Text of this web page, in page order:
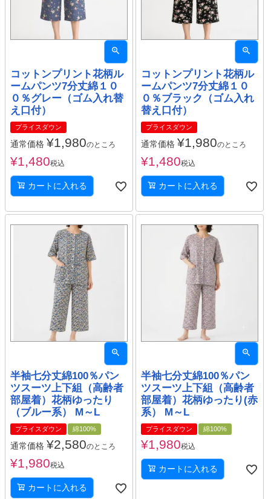
コットンプリント花柄ル
ームパンツ7分丈綿１０
０％グレー（ゴム入れ替
え口付）
プライスダウン
通常価格 ¥1,980のところ
¥1,480税込
カートに入れる
コットンプリント花柄ル
ームパンツ7分丈綿１０
０％ブラック（ゴム入れ
替え口付）
プライスダウン
通常価格 ¥1,980のところ
¥1,480税込
カートに入れる
半袖七分丈綿100％パン
ツスーツ上下組（高齢者
部屋着）花柄ゆったり
（ブルー系） M～L
プライスダウン 綿100%
通常価格 ¥2,580のところ
¥1,980税込
カートに入れる
半袖七分丈綿100％パン
ツスーツ上下組（高齢者
部屋着）花柄ゆったり(赤
系） M～L
プライスダウン 綿100%
¥1,980税込
カートに入れる